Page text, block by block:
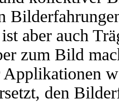
aber auch
zum Bild
den